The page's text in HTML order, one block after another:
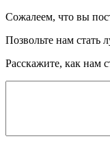
Сожалеем, что вы
Позвольте нам стать
Расскажите, как нам